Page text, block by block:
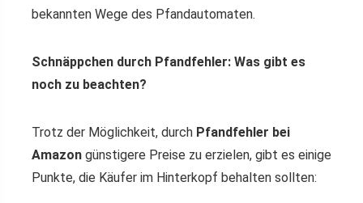
bekannten Wege des Pfandautomaten.
Schnäppchen durch Pfandfehler: Was gibt es
noch zu beachten?
Trotz der Möglichkeit, durch Pfandfehler bei
Amazon günstigere Preise zu erzielen, gibt es einige
Punkte, die Käufer im Hinterkopf behalten sollten: